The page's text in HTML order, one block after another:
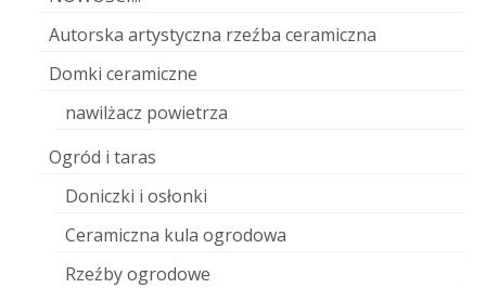
Autorska artystyczna rzeźba ceramiczna
Domki ceramiczne
nawilżacz powietrza
Ogród i taras
Doniczki i osłonki
Ceramiczna kula ogrodowa
Rzeźby ogrodowe